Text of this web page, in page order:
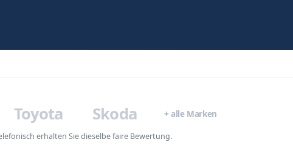
Toyota Skoda + alle Marken
erhalten Sie dieselbe faire Bewertung.